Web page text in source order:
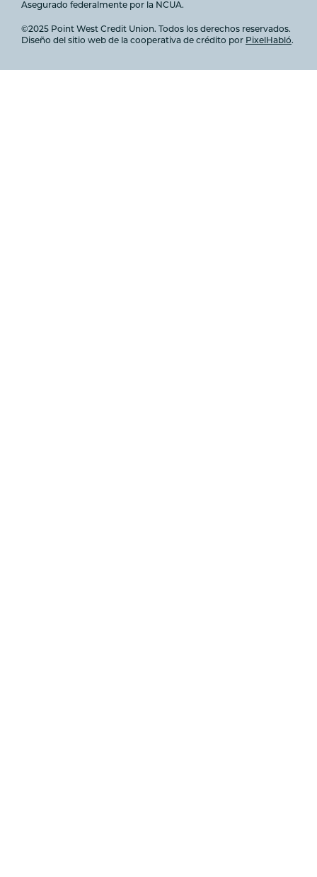
Asegurado federalmente por la NCUA.
©2025 Point West Credit Union. Todos los derechos reservados.
Diseño del sitio web de la cooperativa de crédito por PixelHabló.